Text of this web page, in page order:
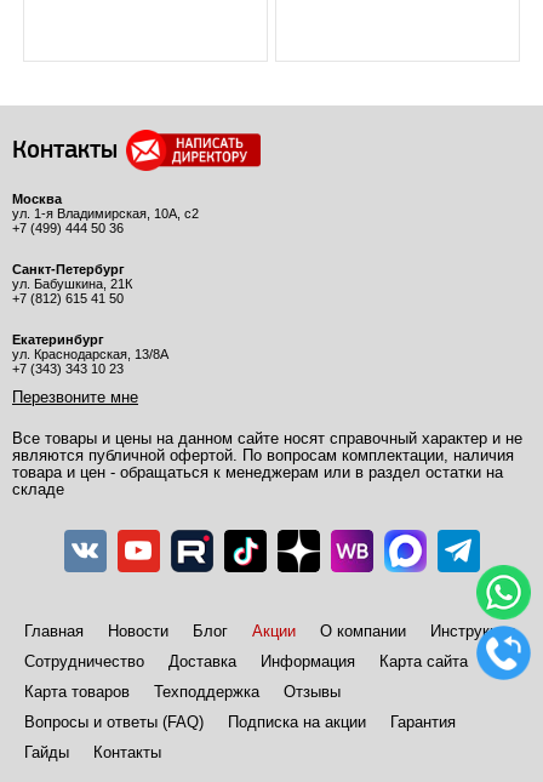
Контакты
Москва
ул. 1-я Владимирская, 10А, с2
+7 (499) 444 50 36
Санкт-Петербург
ул. Бабушкина, 21К
+7 (812) 615 41 50
Екатеринбург
ул. Краснодарская, 13/8А
+7 (343) 343 10 23
Перезвоните мне
Все товары и цены на данном сайте носят справочный характер и не
являются публичной офертой. По вопросам комплектации, наличия
товара и цен - обращаться к менеджерам или в раздел остатки на
складе
Главная Новости Блог Акции О компании
Инструкции
Сотрудничество
Доставка Информация
Карта сайта
Карта товаров
Техподдержка
Отзывы
Вопросы и ответы (FAQ)
Подписка на акции
Гарантия
Гайды
Контакты